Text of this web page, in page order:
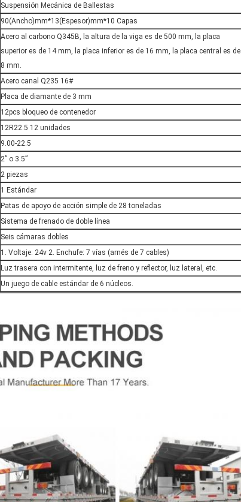
Suspensión Mecánica de Ballestas
90(Ancho)mm*13(Espesor)mm*10 Capas
Acero al carbono Q345B, la altura de la viga es de 500 mm, la placa
superior es de 14 mm, la placa inferior es de 16 mm, la placa central es de
8 mm.
Acero canal Q235 16#
Placa de diamante de 3 mm
12pcs bloqueo de contenedor
12R22.5 12 unidades
9.00-22.5
2” o 3.5”
2 piezas
1 Estándar
Patas de apoyo de acción simple de 28 toneladas
Sistema de frenado de doble línea
Seis cámaras dobles
1. Voltaje: 24v 2. Enchufe: 7 vías (arnés de 7 cables)
Luz trasera con intermitente, luz de freno y reflector, luz lateral, etc.
Un juego de cable estándar de 6 núcleos.